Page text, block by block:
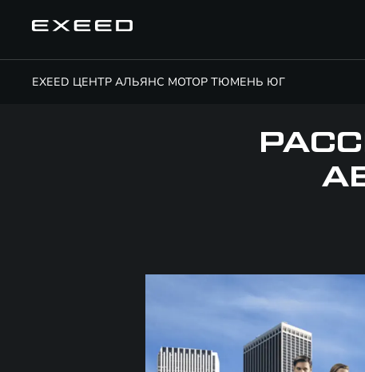
EXEED ЦЕНТР АЛЬЯНС МОТОР ТЮМЕНЬ ЮГ